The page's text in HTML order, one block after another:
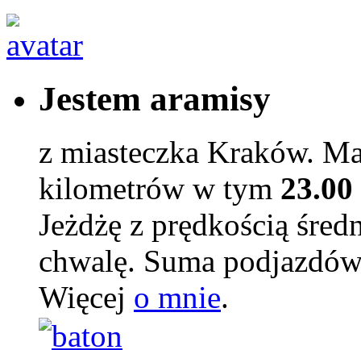
Jestem aramisy
z miasteczka Kraków.
kilometrów w tym 23.00
Jeżdżę z prędkością
chwalę. Suma
Więcej o mnie.